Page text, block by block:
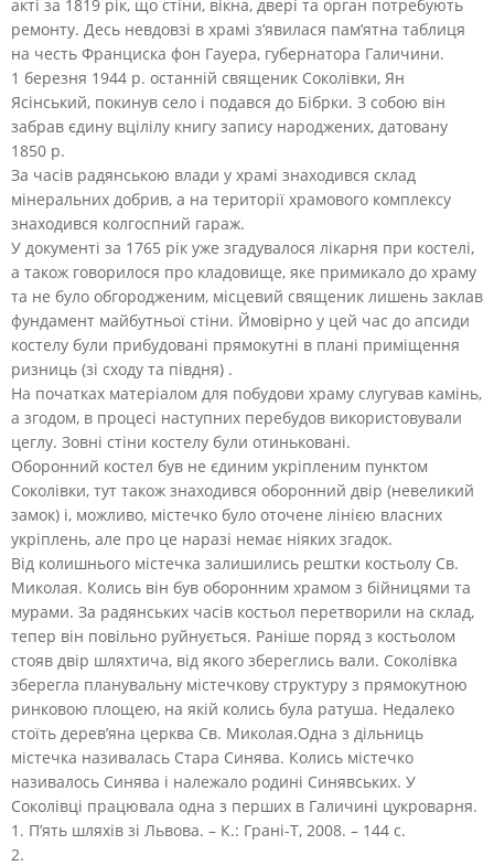
акті за 1819 рік, що стіни, вікна, двері та орган потребують
ремонту. Десь невдовзі в храмі з’явилася пам’ятна таблиця
на честь Франциска фон Гауера, губернатора Галичини.
1 березня 1944 р. останній священик Соколівки, Ян
Ясінський, покинув село і подався до Бібрки. З собою він
забрав єдину вцілілу книгу запису народжених, датовану
1850 р.
За часів радянською влади у храмі знаходився склад
мінеральних добрив, а на території храмового комплексу
знаходився колгоспний гараж.
У документі за 1765 рік уже згадувалося лікарня при костелі,
а також говорилося про кладовище, яке примикало до храму
та не було обгородженим, місцевий священик лишень заклав
фундамент майбутньої стіни. Ймовірно у цей час до апсиди
костелу були прибудовані прямокутні в плані приміщення
ризниць (зі сходу та півдня) .
На початках матеріалом для побудови храму слугував камінь,
а згодом, в процесі наступних перебудов використовували
цеглу. Зовні стіни костелу були отиньковані.
Оборонний костел був не єдиним укріпленим пунктом
Соколівки, тут також знаходився оборонний двір (невеликий
замок) і, можливо, містечко було оточене лінією власних
укріплень, але про це наразі немає ніяких згадок.
Від колишнього містечка залишились рештки костьолу Св.
Миколая. Колись він був оборонним храмом з бійницями та
мурами. За радянських часів костьол перетворили на склад,
тепер він повільно руйнується. Раніше поряд з костьолом
стояв двір шляхтича, від якого збереглись вали. Соколівка
зберегла планувальну містечкову структуру з прямокутною
ринковою площею, на якій колись була ратуша. Недалеко
стоїть дерев’яна церква Св. Миколая.Одна з дільниць
містечка називалась Стара Синява. Колись містечко
називалось Синява і належало родині Синявських. У
Соколівці працювала одна з перших в Галичині цукроварня.
1. П’ять шляхів зі Львова. – К.: Грані-Т, 2008. – 144 с.
2.